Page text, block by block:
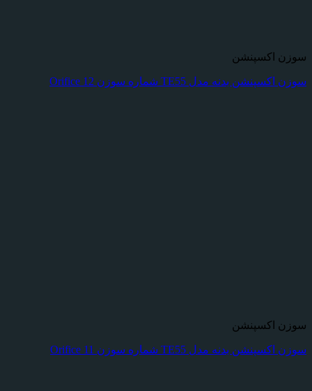
سوزن اکسپنشن
سوزن اکسپنشن بدنه مدل TE55 شماره سوزن Orifice 12
سوزن اکسپنشن
سوزن اکسپنشن بدنه مدل TE55 شماره سوزن Orifice 11